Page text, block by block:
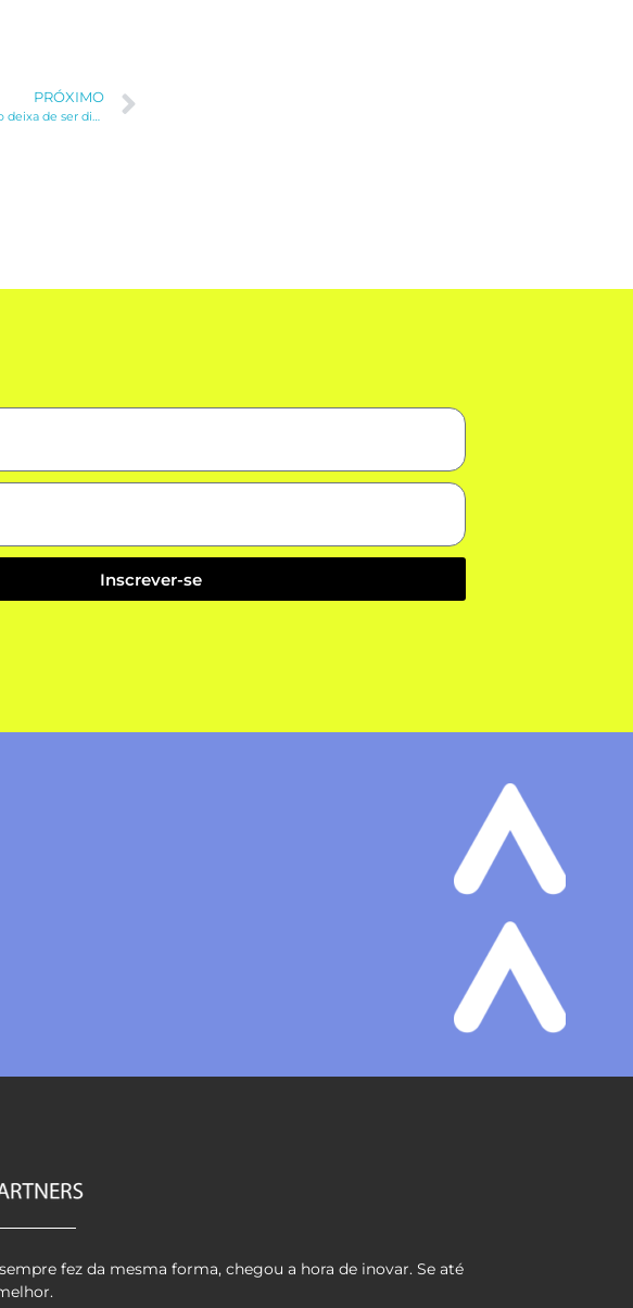
PRÓXIMO
Inscrever-se
fez da mesma forma, chegou a hora de inovar. Se até